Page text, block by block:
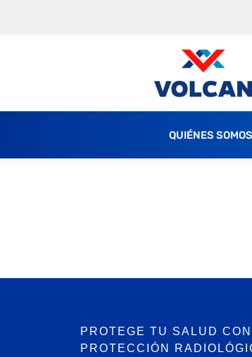
QUIÉNES SOMOS
PROTEGE TU SALUD
PROTECCIÓN